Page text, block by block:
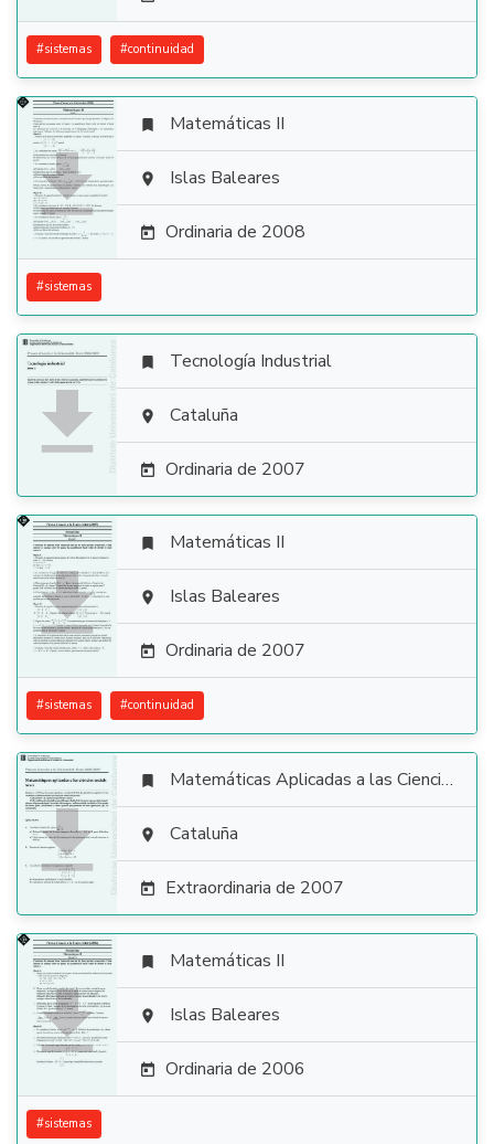
#sistemas #continuidad

 Matemáticas II
 Islas Baleares
 Ordinaria de 2008
#sistemas

 Tecnología Industrial
 Cataluña
 Ordinaria de 2007

 Matemáticas II
 Islas Baleares
 Ordinaria de 2007
#sistemas #continuidad

 Matemáticas Aplicadas a las Ciencias Sociales
 Cataluña
 Extraordinaria de 2007

 Matemáticas II
 Islas Baleares
 Ordinaria de 2006
#sistemas